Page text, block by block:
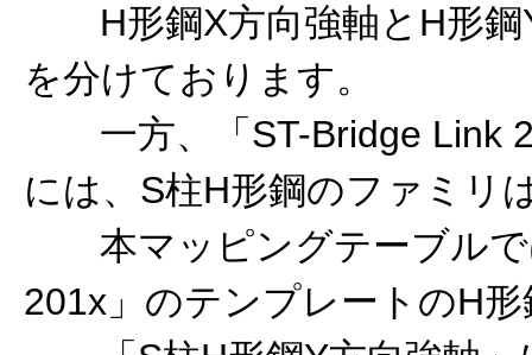
H形鋼X方向強軸とH形鋼
を分けております。
一方、「ST-Bridge Link
には、S柱H形鋼のファミリ
本マッピングテーブルで
201x」のテンプレートのH